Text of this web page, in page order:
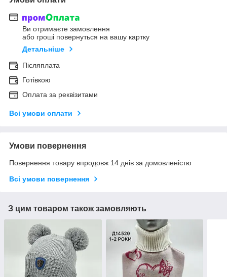
Ви отримаєте замовлення
або гроші повернуться на вашу картку
Детальніше
Післяплата
Готівкою
Оплата за реквізитами
Всі умови оплати
Умови повернення
Повернення товару впродовж 14 днів за домовленістю
Всі умови повернення
З цим товаром також замовляють